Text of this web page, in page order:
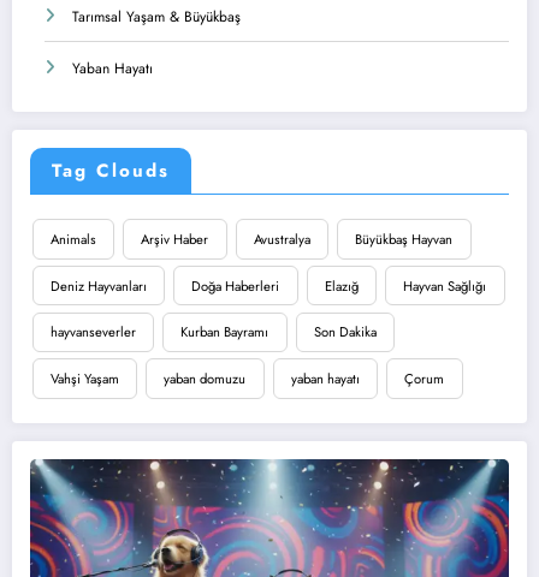
Tarımsal Yaşam & Büyükbaş
Yaban Hayatı
Tag Clouds
Animals Arşiv Haber Avustralya Büyükbaş Hayvan
Deniz Hayvanları Doğa Haberleri Elazığ Hayvan Sağlığı
hayvanseverler Kurban Bayramı Son Dakika
Vahşi Yaşam yaban domuzu yaban hayatı Çorum